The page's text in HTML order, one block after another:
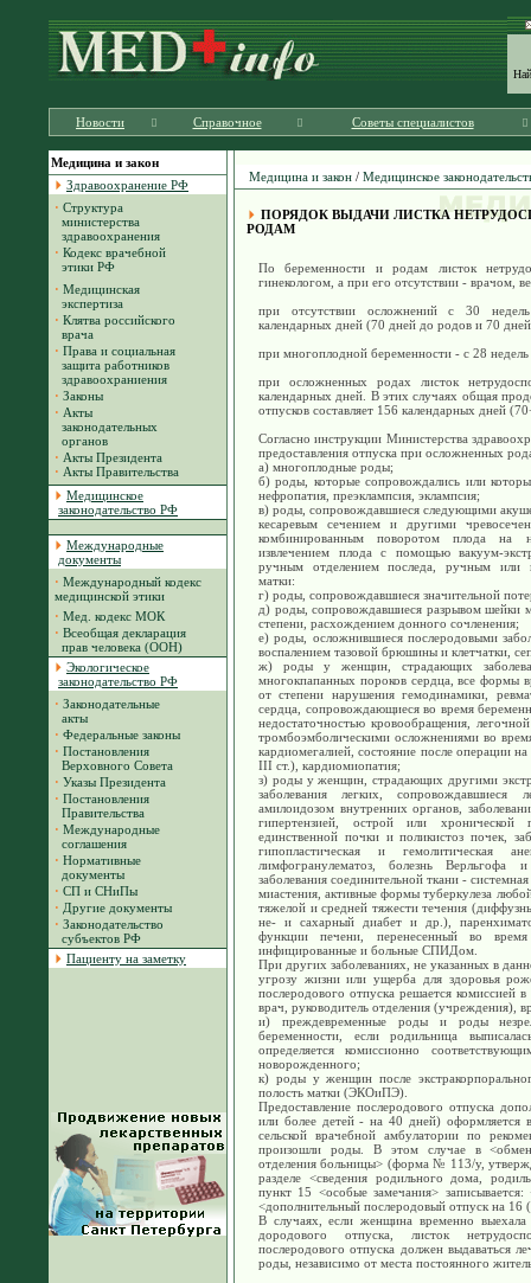
Новости Справочное Советы специалистов
Медицина и закон
Здравоохранение РФ
· Структура
министерства
здравоохранения
· Кодекс врачебной
этики РФ
· Медицинская
экспертиза
· Клятва российского
врача
· Права и социальная
защита работников
здравоохраниения
· Законы
· Акты
законодательных
органов
· Акты Президента
· Акты Правительства
Медицинское
законодательство РФ
Международные
документы
· Международный кодекс
медицинской этики
· Мед. кодекс МОК
· Всеобщая декларация
прав человека (ООН)
Экологическое
законодательство РФ
· Законодательные
акты
· Федеральные законы
· Постановления
Верховного Совета
· Указы Президента
· Постановления
Правительства
· Международные
соглашения
· Нормативные
документы
· СП и СНиПы
· Другие документы
· Законодательство
субъектов РФ
Пациенту на заметку
Медицина и закон / Медицинское
ПОРЯДОК ВЫДАЧИ ЛИСТКА
РОДАМ
По беременности и родам листок
гинекологом, а при его отсутствии -
при отсутствии осложнений с 30
календарных дней (70 дней до родов и 70
при многоплодной беременности - с 28
при осложненных родах листок
календарных дней. В этих случаях общая
отпусков составляет 156 календарных дней
Согласно инструкции Министерства
предоставления отпуска при осложненных
а) многоплодные роды;
б) роды, которые сопровождались или
нефропатия, преэклампсия, эклампсия;
в) роды, сопровождавшиеся следующими
кесаревым сечением и другими
комбинированным поворотом плода на
извлечением плода с помощью вакуум-
ручным отделением последа, ручным или
матки:
г) роды, сопровождавшиеся значительной
д) роды, сопровождавшиеся разрывом
степени, расхождением донного сочленения;
е) роды, осложнившиеся послеродовыми
воспалением тазовой брюшины и клетчатки,
ж) роды у женщин, страдающих
многокпапанных пороков сердца, все формы
от степени нарушения гемодинамики,
сердца, сопровождающиеся во время
недостаточностью кровообращения,
тромбоэмболическими осложнениями во
кардиомегалией, состояние после операции
III ст.), кардиомиопатия;
з) роды у женщин, страдающих другими
заболевания легких, сопровождавшиеся
амилоидозом внутренних органов,
гипертензией, острой или хронической
единственной почки и поликистоз почек,
гипопластическая и гемолитическая
лимфогранулематоз, болезнь Верльгофа
заболевания соединительной ткани -
миастения, активные формы туберкулеза
тяжелой и средней тяжести течения
не- и сахарный диабет и др.),
функции печени, перенесенный во
инфицированные и больные СПИДом.
При других заболеваниях, не указанных в
угрозу жизни или ущерба для здоровья
послеродового отпуска решается
врач, руководитель отделения (учреждения),
и) преждевременные роды и роды
беременности, если родильница
определяется комиссионно
новорожденного;
к) роды у женщин после
полость матки (ЭКОиПЭ).
Предоставление послеродового отпуска
или более детей - на 40 дней) оформляется
сельской врачебной амбулатории по
произошли роды. В этом случае в
отделения больницы> (форма № 113/у,
разделе <сведения родильного дома,
пункт 15 <особые замечания>
<дополнительный послеродовый отпуск на 16
В случаях, если женщина временно
дородового отпуска, листок
послеродового отпуска должен выдаваться
роды, независимо от места постоянного